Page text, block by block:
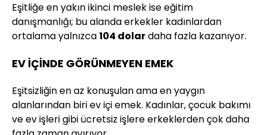
Eşitliğe en yakın ikinci meslek ise eğitim
danışmanlığı; bu alanda erkekler kadınlardan
ortalama yalnızca104 dolardaha fazla kazanıyor.
EV İÇİNDE GÖRÜNMEYEN EMEK
Eşitsizliğin en az konuşulan ama en yaygın
alanlarından biri ev içi emek. Kadınlar, çocuk bakımı
ve ev işleri gibi ücretsiz işlere erkeklerden çok daha